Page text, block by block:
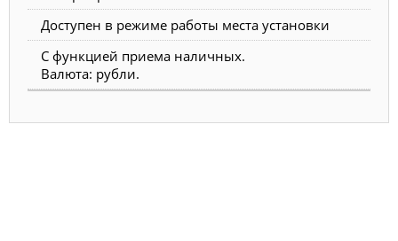
Доступен в режиме работы места установки
С функцией приема наличных.
Валюта: рубли.